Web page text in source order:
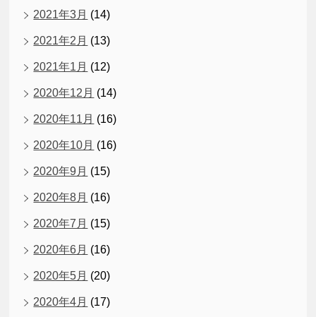
2021年3月 (14)
2021年2月 (13)
2021年1月 (12)
2020年12月 (14)
2020年11月 (16)
2020年10月 (16)
2020年9月 (15)
2020年8月 (16)
2020年7月 (15)
2020年6月 (16)
2020年5月 (20)
2020年4月 (17)